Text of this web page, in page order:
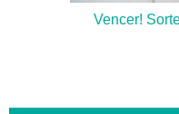
Vencer!